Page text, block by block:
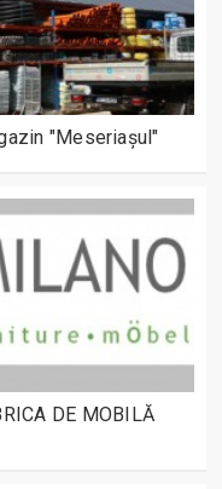
"Meseriașul"
DE MOBILĂ